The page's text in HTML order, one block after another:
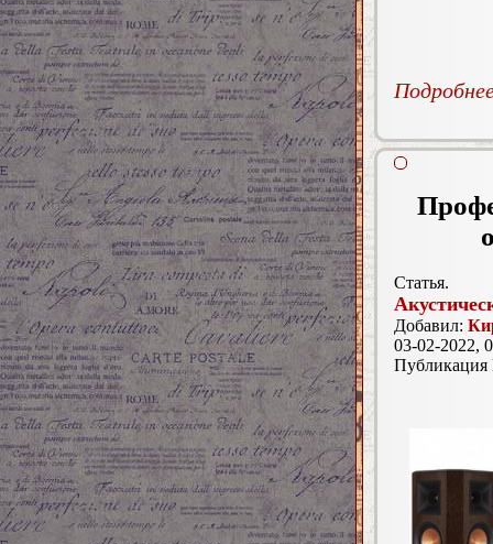
Статья.
Добавил:
03-02-2022,